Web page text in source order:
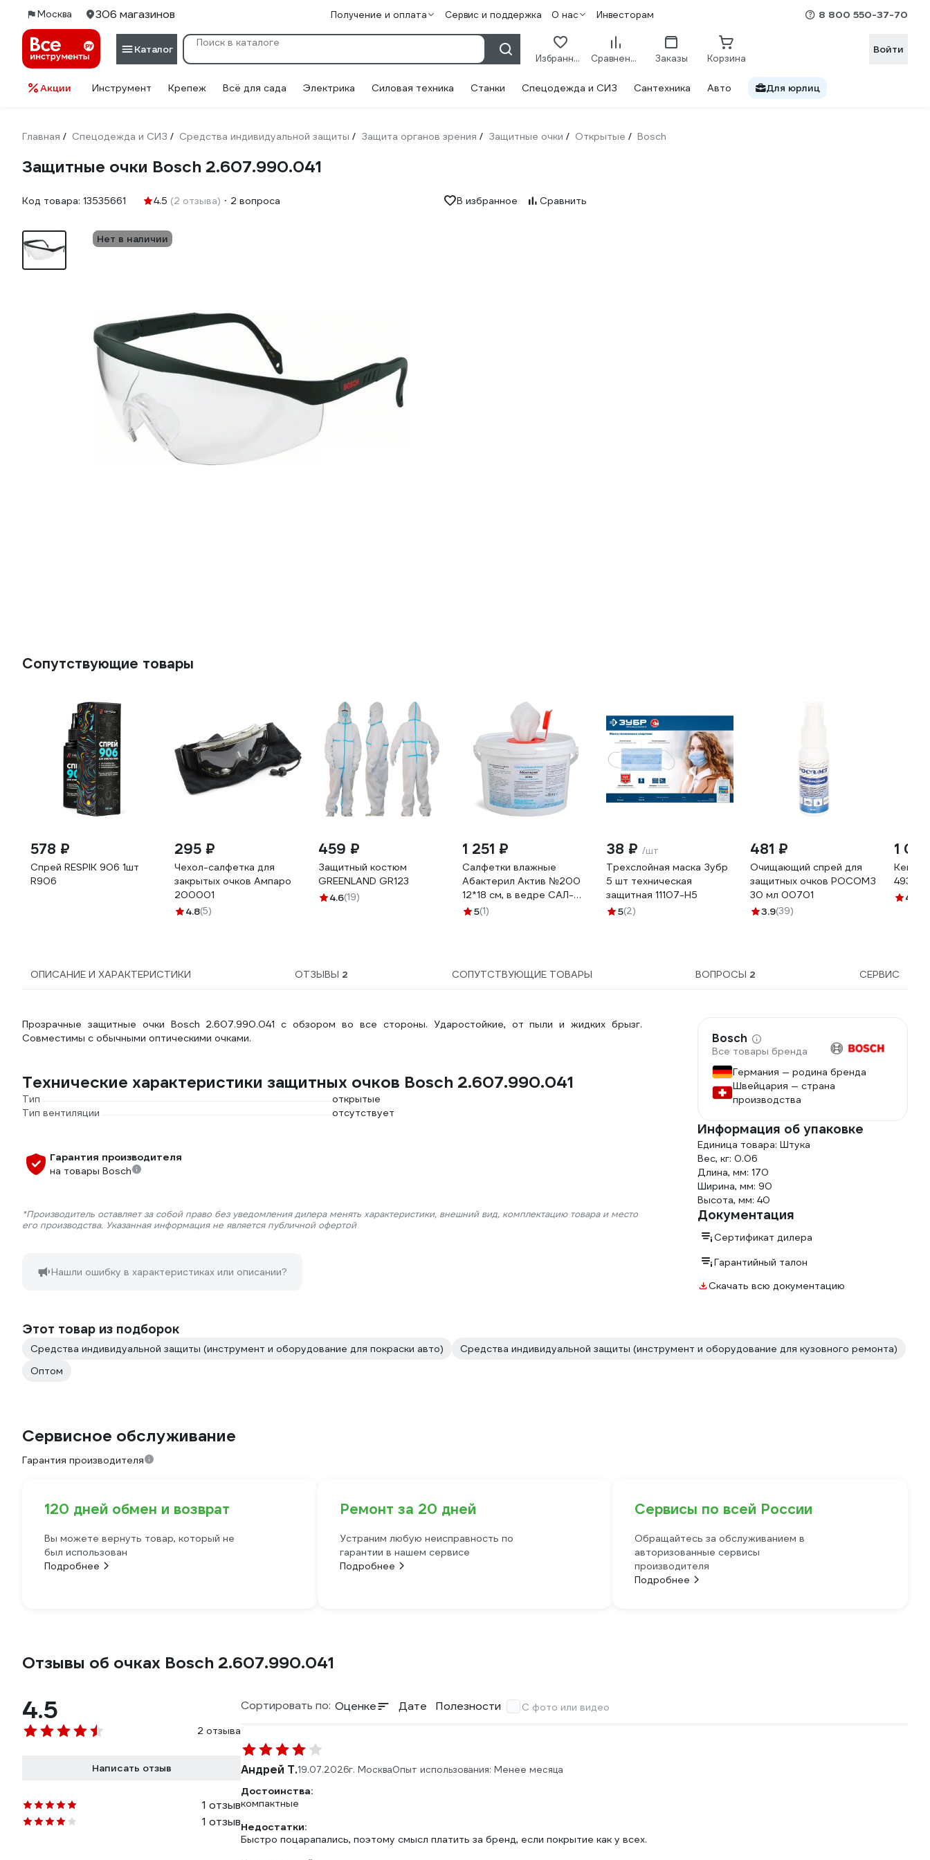
Москва 306 магазинов Получение и оплата Сервис и поддержка О нас Инвесторам 8 800 550-37-70
Каталог
Избранное Сравнение Заказы Корзина
Войти
Акции Инструмент Крепеж Всё для сада Электрика Силовая техника Станки Спецодежда и СИЗ Сантехника Авто Для юрлиц
Главная / Спецодежда и СИЗ / Средства индивидуальной защиты / Защита органов зрения / Защитные очки / Открытые / Bosch
Защитные очки Bosch 2.607.990.041
Код товара: 13535661 4.5 (2 отзыва) 2 вопроса В избранное Сравнить
Нет в наличии
Сопутствующие товары
578 ₽
Спрей RESPIK 906 1шт
R906
295 ₽
Чехол-салфетка для
закрытых очков Ампаро
200001
4.8(5)
459 ₽
Защитный костюм
GREENLAND GR123
4.6(19)
1 251 ₽
Салфетки влажные
Абактерил Актив №200
12*18 см, в ведре САЛ-
В-23
5(1)
38 ₽ /шт
Трехслойная маска Зубр
5 шт техническая
защитная 11107-H5
5(2)
481 ₽
Очищающий спрей для
защитных очков РОСОМЗ
30 мл 00701
3.9(39)
1
Кейс
4.5
ОПИСАНИЕ И ХАРАКТЕРИСТИКИ ОТЗЫВЫ 2 СОПУТСТВУЮЩИЕ ТОВАРЫ ВОПРОСЫ 2 СЕРВИС
Прозрачные защитные очки Bosch 2.607.990.041 с обзором во все стороны. Ударостойкие, от пыли и жидких брызг.
Совместимы с обычными оптическими очками.
Технические характеристики защитных очков Bosch 2.607.990.041
Тип
открытые
Тип вентиляции
отсутствует
Гарантия производителя
на товары Bosch
*Производитель оставляет за собой право без уведомления дилера менять характеристики, внешний вид, комплектацию товара и место
его производства. Указанная информация не является публичной офертой
Нашли ошибку в характеристиках или описании?
Bosch
Все товары бренда
Германия — родина бренда
Швейцария — страна
производства
Информация об упаковке
Единица товара: Штука
Вес, кг: 0.06
Длина, мм: 170
Ширина, мм: 90
Высота, мм: 40
Документация
Сертификат дилера
Гарантийный талон
Скачать всю документацию
Этот товар из подборок
Средства индивидуальной защиты (инструмент и оборудование для покраски авто)
Средства индивидуальной защиты (инструмент и оборудование для кузовного ремонта)
Оптом
Сервисное обслуживание
Гарантия производителя
120 дней обмен и возврат
Вы можете вернуть товар, который не
был использован
Подробнее
Ремонт за 20 дней
Устраним любую неисправность по
гарантии в нашем сервисе
Подробнее
Сервисы по всей России
Обращайтесь за обслуживанием в
авторизованные сервисы
производителя
Подробнее
Отзывы об очках Bosch 2.607.990.041
4.5
2 отзыва
Написать отзыв
1 отзыв
1 отзыв
Сортировать по: Оценке Дате Полезности С фото или видео
Андрей Т.19.07.2026г. МоскваОпыт использования: Менее месяца
Достоинства:
компактные
Недостатки:
Быстро поцарапались, поэтому смысл платить за бренд, если покрытие как у всех.